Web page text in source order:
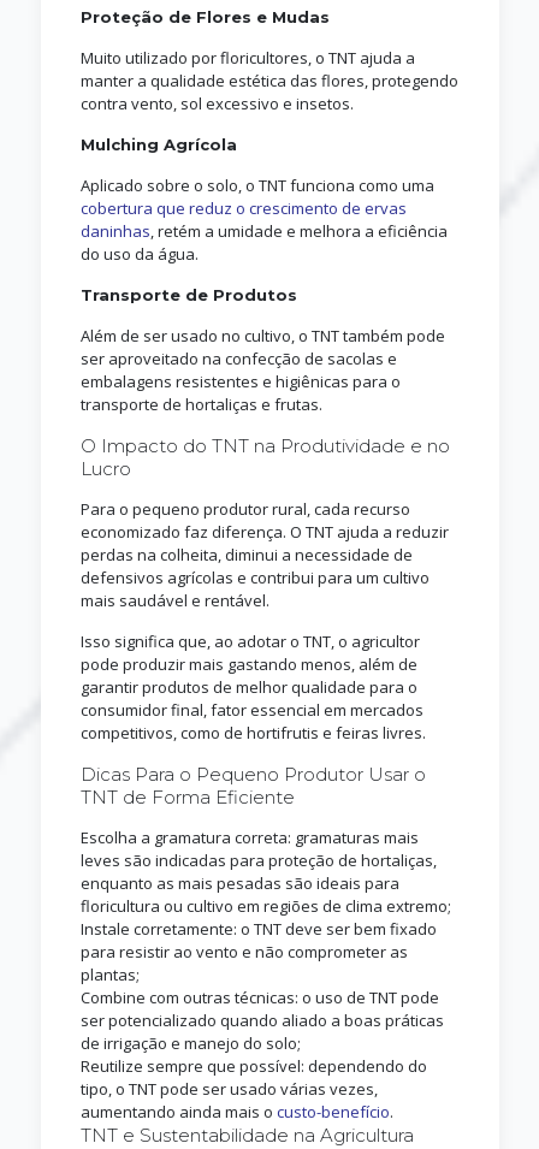
Proteção de Flores e Mudas
Muito utilizado por floricultores, o TNT ajuda a
manter a qualidade estética das flores, protegendo
contra vento, sol excessivo e insetos.
Mulching Agrícola
Aplicado sobre o solo, o TNT funciona como uma
cobertura que reduz o crescimento de ervas
daninhas, retém a umidade e melhora a eficiência
do uso da água.
Transporte de Produtos
Além de ser usado no cultivo, o TNT também pode
ser aproveitado na confecção de sacolas e
embalagens resistentes e higiênicas para o
transporte de hortaliças e frutas.
O Impacto do TNT na Produtividade e no
Lucro
Para o pequeno produtor rural, cada recurso
economizado faz diferença. O TNT ajuda a reduzir
perdas na colheita, diminui a necessidade de
defensivos agrícolas e contribui para um cultivo
mais saudável e rentável.
Isso significa que, ao adotar o TNT, o agricultor
pode produzir mais gastando menos, além de
garantir produtos de melhor qualidade para o
consumidor final, fator essencial em mercados
competitivos, como de hortifrutis e feiras livres.
Dicas Para o Pequeno Produtor Usar o
TNT de Forma Eficiente
Escolha a gramatura correta: gramaturas mais
leves são indicadas para proteção de hortaliças,
enquanto as mais pesadas são ideais para
floricultura ou cultivo em regiões de clima extremo;
Instale corretamente: o TNT deve ser bem fixado
para resistir ao vento e não comprometer as
plantas;
Combine com outras técnicas: o uso de TNT pode
ser potencializado quando aliado a boas práticas
de irrigação e manejo do solo;
Reutilize sempre que possível: dependendo do
tipo, o TNT pode ser usado várias vezes,
aumentando ainda mais o custo-benefício.
TNT e Sustentabilidade na Agricultura